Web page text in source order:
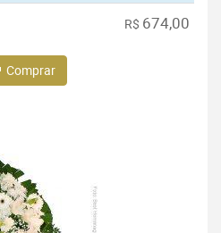
R$ 674,00
Comprar